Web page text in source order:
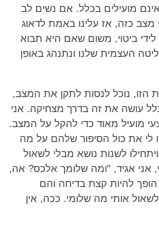
מועילים בכלל. אם נשים לב
מצב כזה, אז עלינו באמת לדאוג
ביטוי, משום שאם היא תבוא
העצמית שלנו ונתנהג באופן
הזו, נוכל לנסות לתקן את המצב,
עושה את זה בדרך מצחיקה. אני
מועיל מאוד כדי להקל על המצב.
לי את כול הסיפור שלהם על מה
לשנות נושא מבלי לשאול
אני אגיד, "ומה שלומך אלכס? אה,
להיות קצת בדיחה והם
אותי מה שלומי. ככה, אין